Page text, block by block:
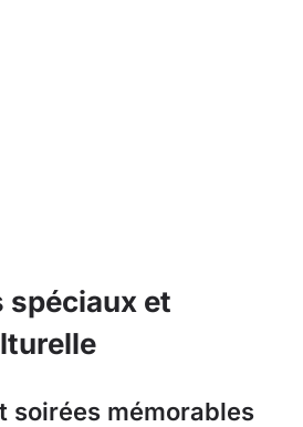
spéciaux et
soirées mémorables